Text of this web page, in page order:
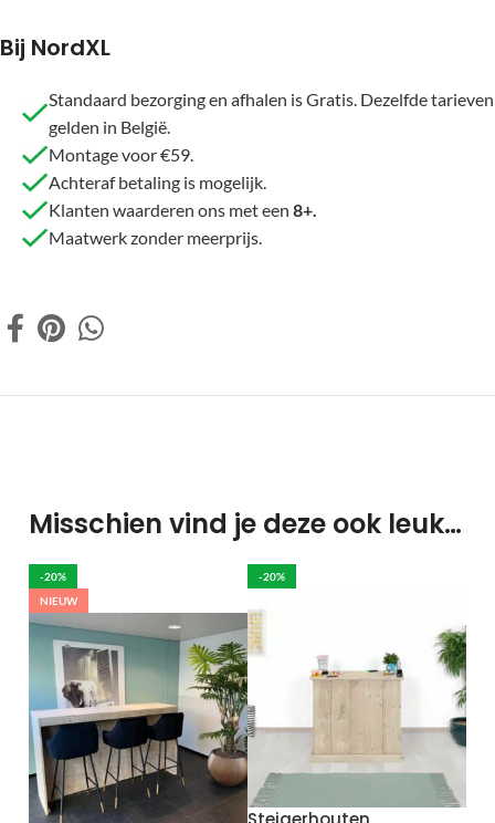
Bij NordXL
Standaard bezorging en afhalen is Gratis. Dezelfde tarieven
gelden in België.
Montage voor €59.
Achteraf betaling is mogelijk.
Klanten waarderen ons met een 8+.
Maatwerk zonder meerprijs.
Misschien vind je deze ook leuk…
-20%
NIEUW
-20%